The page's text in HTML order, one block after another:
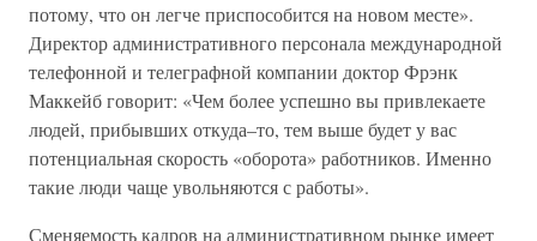
потому, что он легче приспособится на новом месте».
Директор административного персонала международной
телефонной и телеграфной компании доктор Фрэнк
Маккейб говорит: «Чем более успешно вы привлекаете
людей, прибывших откуда–то, тем выше будет у вас
потенциальная скорость «оборота» работников. Именно
такие люди чаще увольняются с работы».
Сменяемость кадров на административном рынке имеет